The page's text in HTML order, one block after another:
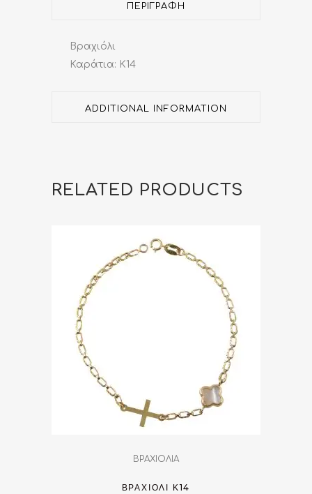
ΠΕΡΙΓΡΑΦΉ
Βραχιόλι
Καράτια: Κ14
ADDITIONAL INFORMATION
RELATED PRODUCTS
ΒΡΑΧΙΟΛΙΑ
ΒΡΑΧΙΌΛΙ Κ14